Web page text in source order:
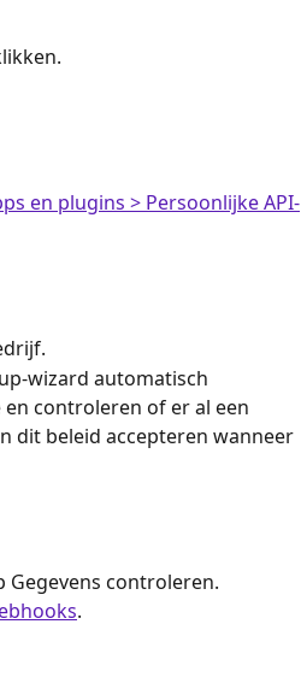
en plugins > Persoonlijke API-
wizard automatisch
controleren of er al een
dit beleid accepteren wanneer
Gegevens controleren.
.